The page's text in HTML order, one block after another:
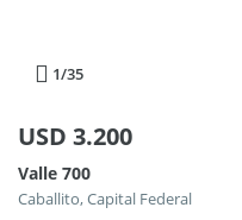
1/35
USD 3.200
Valle 700
Caballito, Capital Federal